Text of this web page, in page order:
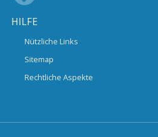
HILFE
Nützliche Links
Sitemap
Rechtliche Aspekte